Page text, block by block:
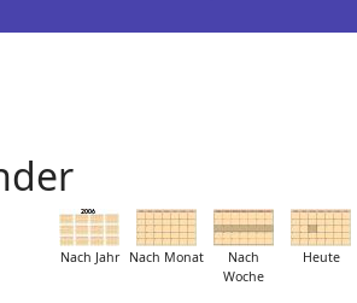
Nach Jahr Nach Monat
Nach
Woche
Heute